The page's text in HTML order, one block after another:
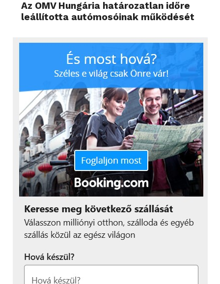
Az OMV Hungária határozatlan időre
leállította autómosóinak működését